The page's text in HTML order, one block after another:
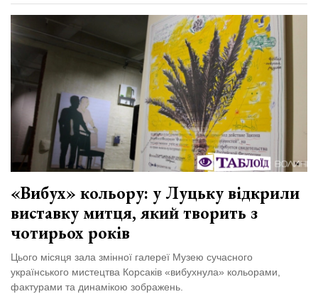
«Вибух» кольору: у Луцьку відкрили
виставку митця, який творить з
чотирьох років
Цього місяця зала змінної галереї Музею сучасного
українського мистецтва Корсаків «вибухнула» кольорами,
фактурами та динамікою зображень.